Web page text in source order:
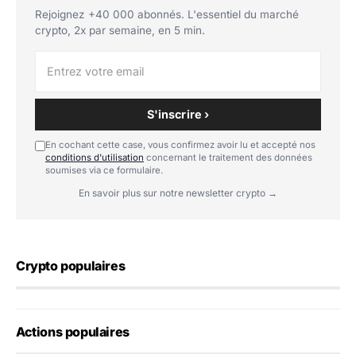
Rejoignez +40 000 abonnés. L'essentiel du marché
crypto, 2x par semaine, en 5 min.
S'inscrire ›
En cochant cette case, vous confirmez avoir lu et accepté nos
conditions d'utilisation concernant le traitement des données
soumises via ce formulaire.
En savoir plus sur notre newsletter crypto →
Crypto populaires
Actions populaires